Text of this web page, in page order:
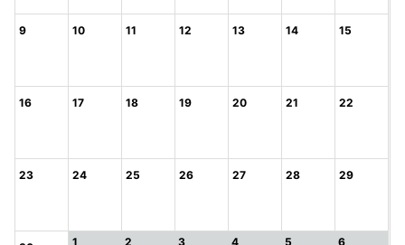
9 10 11 12 13 14 15
16 17 18 19 20 21 22
23 24 25 26 27 28 29
1 2 3 4 5 6